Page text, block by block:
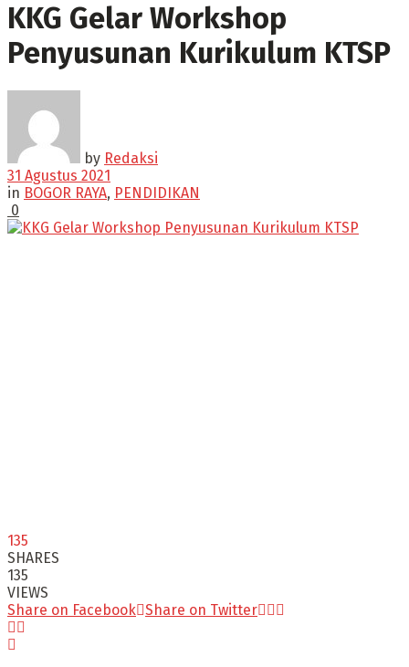
KKG Gelar Workshop
Penyusunan Kurikulum KTSP
by Redaksi
31 Agustus 2021
in BOGOR RAYA, PENDIDIKAN
0
135
SHARES
135
VIEWS
Share on Facebook Share on Twitter